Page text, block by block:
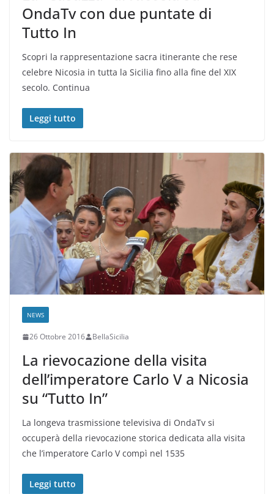
OndaTv con due puntate di
Tutto In
Scopri la rappresentazione sacra itinerante che rese
celebre Nicosia in tutta la Sicilia fino alla fine del XIX
secolo. Continua
Leggi tutto
NEWS
26 Ottobre 2016 BellaSicilia
La rievocazione della visita
dell’imperatore Carlo V a Nicosia
su “Tutto In”
La longeva trasmissione televisiva di OndaTv si
occuperà della rievocazione storica dedicata alla visita
che l’imperatore Carlo V compì nel 1535
Leggi tutto